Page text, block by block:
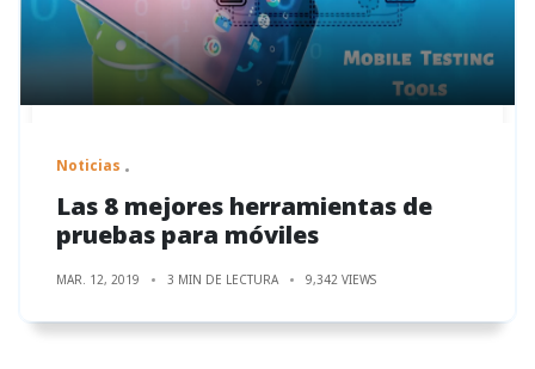
Noticias
Las 8 mejores herramientas de
pruebas para móviles
MAR. 12, 2019 3 MIN DE LECTURA 9,342 VIEWS